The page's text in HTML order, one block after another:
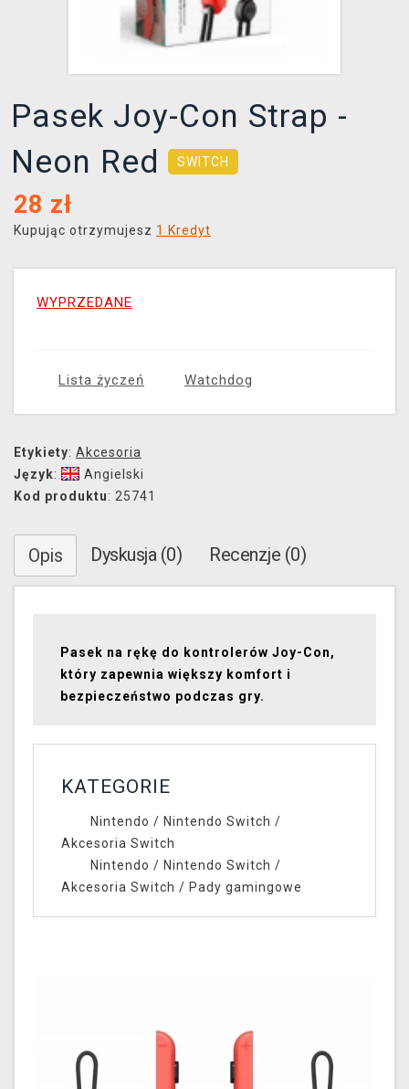
Pasek Joy-Con Strap -
Neon Red
SWITCH
28 zł
Kupując otrzymujesz 1 Kredyt
WYPRZEDANE
Lista życzeń Watchdog
Etykiety: Akcesoria
Język:
Angielski
Kod produktu: 25741
Opis Dyskusja (0) Recenzje (0)
Pasek na rękę do kontrolerów Joy-Con,
który zapewnia większy komfort i
bezpieczeństwo podczas gry.
KATEGORIE
Nintendo / Nintendo Switch /
Akcesoria Switch
Nintendo / Nintendo Switch /
Akcesoria Switch / Pady gamingowe